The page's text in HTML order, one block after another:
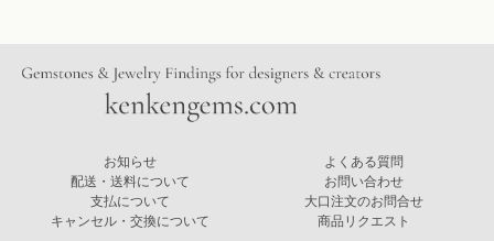
お知らせ
配送・送料について
支払について
キャンセル・交換について
よくある質問
お問い合わせ
大口注文のお問合せ
商品リクエスト